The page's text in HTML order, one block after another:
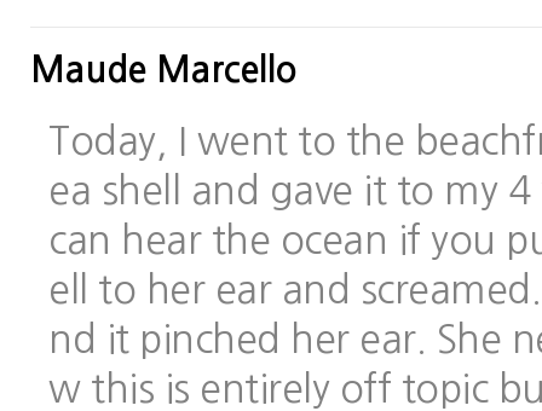
Maude Marcello
Today, I went to the
ea shell and gave it to my
can hear the ocean if you
ell to her ear and
nd it pinched her ear. She
w this is entirely off topic